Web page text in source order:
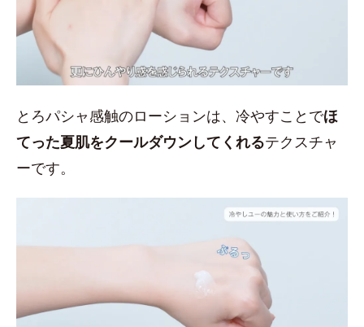
とろパシャ感触のローションは、冷やすことでほ
てった夏肌をクールダウンしてくれるテクスチャ
ーです。